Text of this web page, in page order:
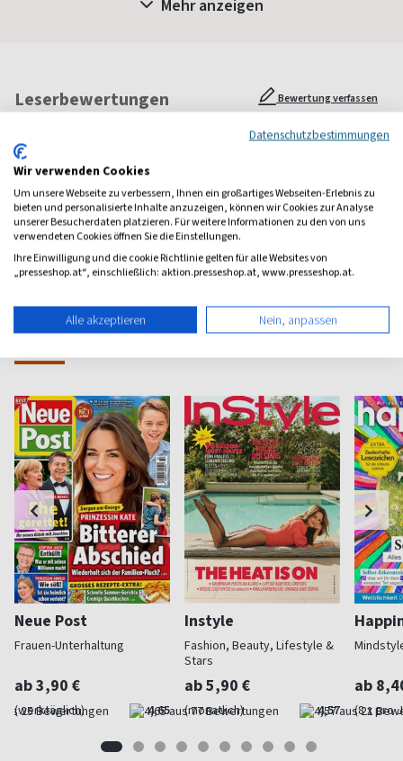
Mehr anzeigen
Leserbewertungen Bewertung verfassen
1 Jahr Freude schenken!
Bei einer Auswahl von über 1.800 Magazinen finden Sie das
richtige Geschenk für jeden.
zum Geschenkabo-Finder
Neue Post
Frauen-Unterhaltung
ab 3,90 €
(werktäglich) 4,65
Instyle
Fashion, Beauty, Lifestyle &
Stars
ab 5,90 €
(monatlich) 4,57
ab
(8 x pro
Datenschutzbestimmungen
Wir verwenden Cookies
Um unsere Webseite zu verbessern, Ihnen ein großartiges Webseiten-Erlebnis zu
bieten und personalisierte Inhalte anzuzeigen, können wir Cookies zur Analyse
unserer Besucherdaten platzieren. Für weitere Informationen zu den von uns
verwendeten Cookies öffnen Sie die Einstellungen.
Ihre Einwilligung und die cookie Richtlinie gelten für alle Websites von
„presseshop.at“, einschließlich: aktion.presseshop.at, www.presseshop.at.
Alle akzeptieren Nein, anpassen